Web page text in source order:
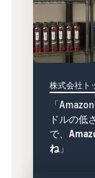
Amazon
出品
ログ
Amazon出
公式が提
するネッ
販売・
Amazon出
品お役立ち
情報（ブロ
株式会社ト
「
ドルの低
で、
ね 」